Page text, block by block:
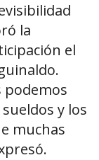
la
el
podemos
y los
muchas